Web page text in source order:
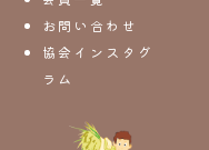
お問い合わせ
協会インスタグ
ラム